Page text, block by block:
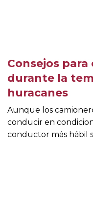
Consejos
durante la
huracanes
Aunque los
conducir en
conductor más hábil